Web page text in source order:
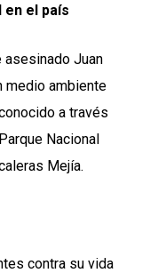
en el país
asesinado Juan
medio ambiente
a través
Nacional
Mejía.
contra su vida